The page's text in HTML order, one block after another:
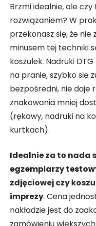
Brzmi idealnie, ale
rozwiązaniem? W
przekonasz się, że nie
minusem tej techniki
koszulek. Nadruki
na pranie, szybko się
bezpośredni, nie daje
znakowania mniej
(rękawy, nadruki na
kurtkach).
Idealnie za to nada
egzemplarzy
zdjęciowej czy
imprezy. Cena
nakładzie jest do
zamówieniu